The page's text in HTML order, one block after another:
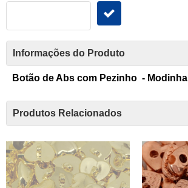
Informações do Produto
Botão de Abs com Pezinho - Modinha
Produtos Relacionados